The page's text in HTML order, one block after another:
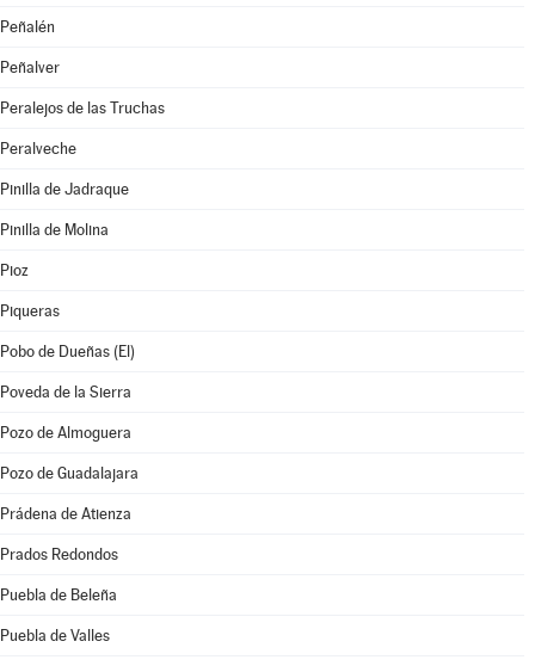
Peñalén
Peñalver
Peralejos de las Truchas
Peralveche
Pinilla de Jadraque
Pinilla de Molina
Pioz
Piqueras
Pobo de Dueñas (El)
Poveda de la Sierra
Pozo de Almoguera
Pozo de Guadalajara
Prádena de Atienza
Prados Redondos
Puebla de Beleña
Puebla de Valles